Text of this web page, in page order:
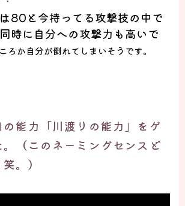
80と今持ってる攻撃技の中で
時に 自分への攻撃力 も高いで
ろか自分が倒れてしまいそうです。
の能力 「川渡りの能力」 をゲ
（このネーミングセンスど
。）